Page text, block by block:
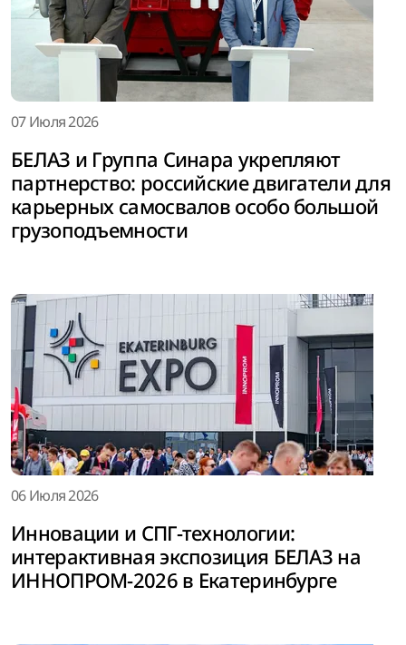
07 Июля 2026
БЕЛАЗ и Группа Синара укрепляют
партнерство: российские двигатели для
карьерных самосвалов особо большой
грузоподъемности
06 Июля 2026
Инновации и СПГ-технологии:
интерактивная экспозиция БЕЛАЗ на
ИННОПРОМ-2026 в Екатеринбурге